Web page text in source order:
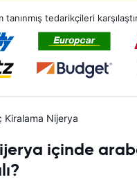
tanınmış tedarikçileri
Kiralama Nijerya
içinde